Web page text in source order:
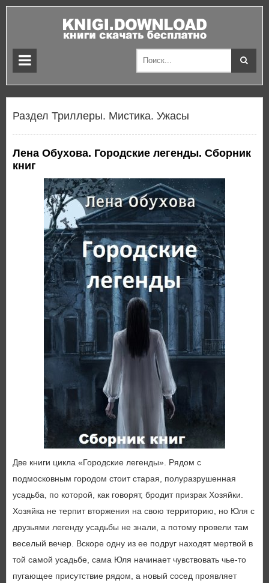
Раздел Триллеры. Мистика. Ужасы
Лена Обухова. Городские легенды. Сборник
книг
Две книги цикла «Городские легенды». Рядом с
подмосковным городом стоит старая, полуразрушенная
усадьба, по которой, как говорят, бродит призрак Хозяйки.
Хозяйка не терпит вторжения на свою территорию, но Юля с
друзьями легенду усадьбы не знали, а потому провели там
веселый вечер. Вскоре одну из ее подруг находят мертвой в
той самой усадьбе, сама Юля начинает чувствовать чье-то
пугающее присутствие рядом, а новый сосед проявляет